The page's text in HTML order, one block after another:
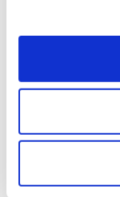
3. ¿Qué pasa
Decesos?
Por lo general,
ese momento. El
4. ¿Cuánto
España?
sector. El precio
servicio que se